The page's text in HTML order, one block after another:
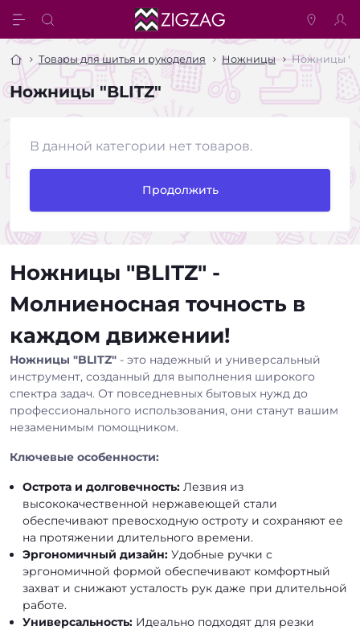
Товары для шитья и рукоделия Ножницы Ножницы
Ножницы "BLITZ"
В данной категории нет товаров.
Продолжить
Ножницы "BLITZ" -
Молниеносная точность в
каждом движении!
Ножницы "BLITZ" - это надежный и универсальный
инструмент, созданный для выполнения широкого
спектра задач. От повседневных бытовых нужд до
профессионального использования, они станут вашим
незаменимым помощником.
Ключевые особенности:
Острота и долговечность: Лезвия из
высококачественной нержавеющей стали
обеспечивают превосходную остроту и сохраняют ее
на протяжении длительного времени.
Эргономичный дизайн: Удобные ручки с
эргономичной формой обеспечивают комфортный
захват и снижают усталость рук даже при длительной
работе.
Универсальность: Идеально подходят для резки